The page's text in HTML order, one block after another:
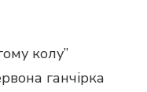
колу”
ганчірка